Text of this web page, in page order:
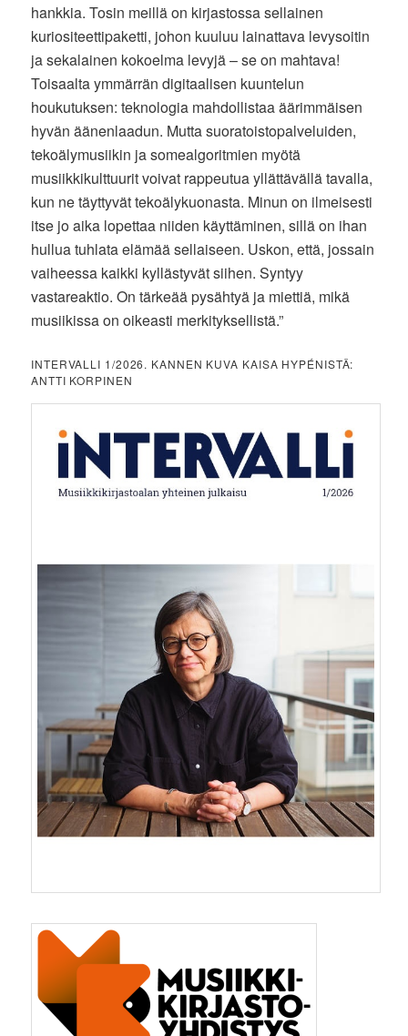
hankkia. Tosin meillä on kirjastossa sellainen
kuriositeettipaketti, johon kuuluu lainattava levysoitin
ja sekalainen kokoelma levyjä – se on mahtava!
Toisaalta ymmärrän digitaalisen kuuntelun
houkutuksen: teknologia mahdollistaa äärimmäisen
hyvän äänenlaadun. Mutta suoratoistopalveluiden,
tekoälymusiikin ja somealgoritmien myötä
musiikkikulttuurit voivat rappeutua yllättävällä tavalla,
kun ne täyttyvät tekoälykuonasta. Minun on ilmeisesti
itse jo aika lopettaa niiden käyttäminen, sillä on ihan
hullua tuhlata elämää sellaiseen. Uskon, että, jossain
vaiheessa kaikki kyllästyvät siihen. Syntyy
vastareaktio. On tärkeää pysähtyä ja miettiä, mikä
musiikissa on oikeasti merkityksellistä.”
INTERVALLI 1/2026. KANNEN KUVA KAISA HYPÉNISTÄ:
ANTTI KORPINEN